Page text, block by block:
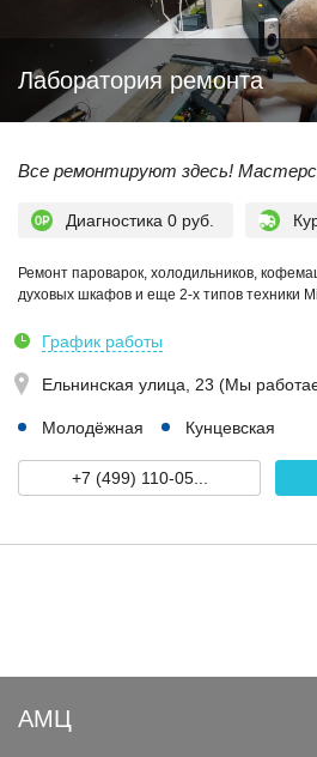
Лаборатория ремонта
Все ремонтируют здесь!
Диагностика 0 руб.
Ремонт пароварок, холодильников,
духовых шкафов и еще 2-х типов техники
График работы
Ельнинская улица, 23 (Мы
Молодёжная Кунцевская
+7 (499) 110-05...
АМЦ